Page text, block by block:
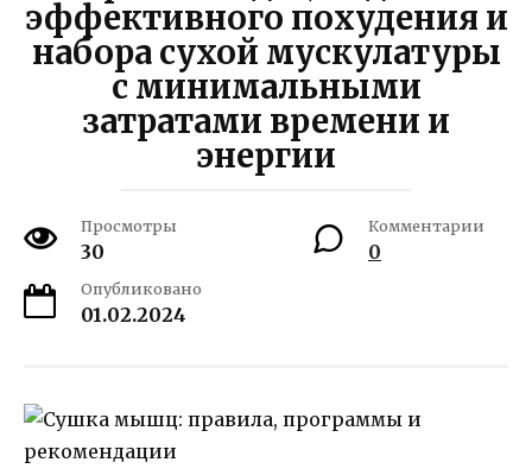
эффективного похудения и
набора сухой мускулатуры
с минимальными
затратами времени и
энергии
Просмотры
30
Комментарии
0
Опубликовано
01.02.2024